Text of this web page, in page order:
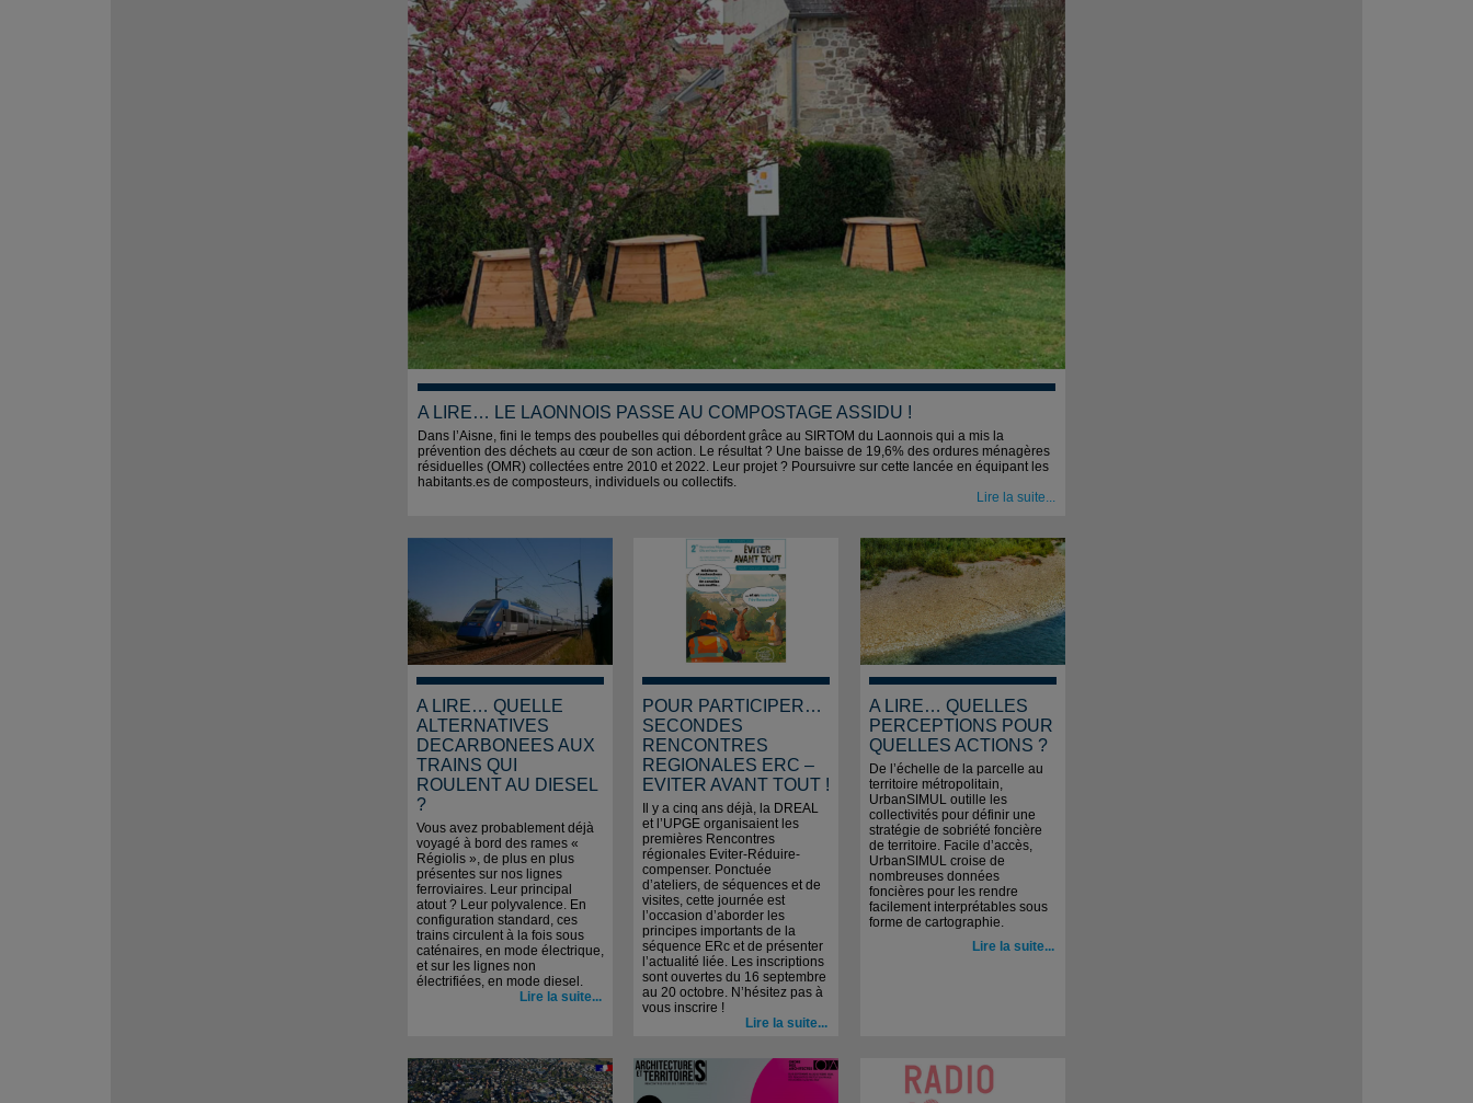
A LIRE… LE LAONNOIS PASSE AU COMPOSTAGE ASSIDU !
Dans l’Aisne, fini le temps des poubelles qui débordent grâce au SIRTOM du Laonnois qui a mis la
prévention des déchets au cœur de son action. Le résultat ? Une baisse de 19,6% des ordures ménagères
résiduelles (OMR) collectées entre 2010 et 2022. Leur projet ? Poursuivre sur cette lancée en équipant les
habitants.es de composteurs, individuels ou collectifs.
Lire la suite...
A LIRE… QUELLE
ALTERNATIVES
DECARBONEES AUX
TRAINS QUI
ROULENT AU DIESEL
?
Vous avez probablement déjà
voyagé à bord des rames «
Régiolis », de plus en plus
présentes sur nos lignes
ferroviaires. Leur principal
atout ? Leur polyvalence. En
configuration standard, ces
trains circulent à la fois sous
caténaires, en mode électrique,
et sur les lignes non
électrifiées, en mode diesel.
Lire la suite...
POUR PARTICIPER…
SECONDES
RENCONTRES
REGIONALES ERC –
EVITER AVANT TOUT !
Il y a cinq ans déjà, la DREAL
et l’UPGE organisaient les
premières Rencontres
régionales Eviter-Réduire-
compenser. Ponctuée
d’ateliers, de séquences et de
visites, cette journée est
l’occasion d’aborder les
principes importants de la
séquence ERc et de présenter
l’actualité liée. Les inscriptions
sont ouvertes du 16 septembre
au 20 octobre. N’hésitez pas à
vous inscrire !
Lire la suite...
A LIRE… QUELLES
PERCEPTIONS POUR
QUELLES ACTIONS ?
De l’échelle de la parcelle au
territoire métropolitain,
UrbanSIMUL outille les
collectivités pour définir une
stratégie de sobriété foncière
de territoire. Facile d’accès,
UrbanSIMUL croise de
nombreuses données
foncières pour les rendre
facilement interprétables sous
forme de cartographie.
Lire la suite...